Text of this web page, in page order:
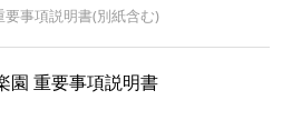
要事項説明書(別紙含む)
園 重要事項説明書